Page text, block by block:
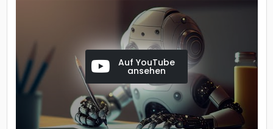
Auf YouTube
ansehen